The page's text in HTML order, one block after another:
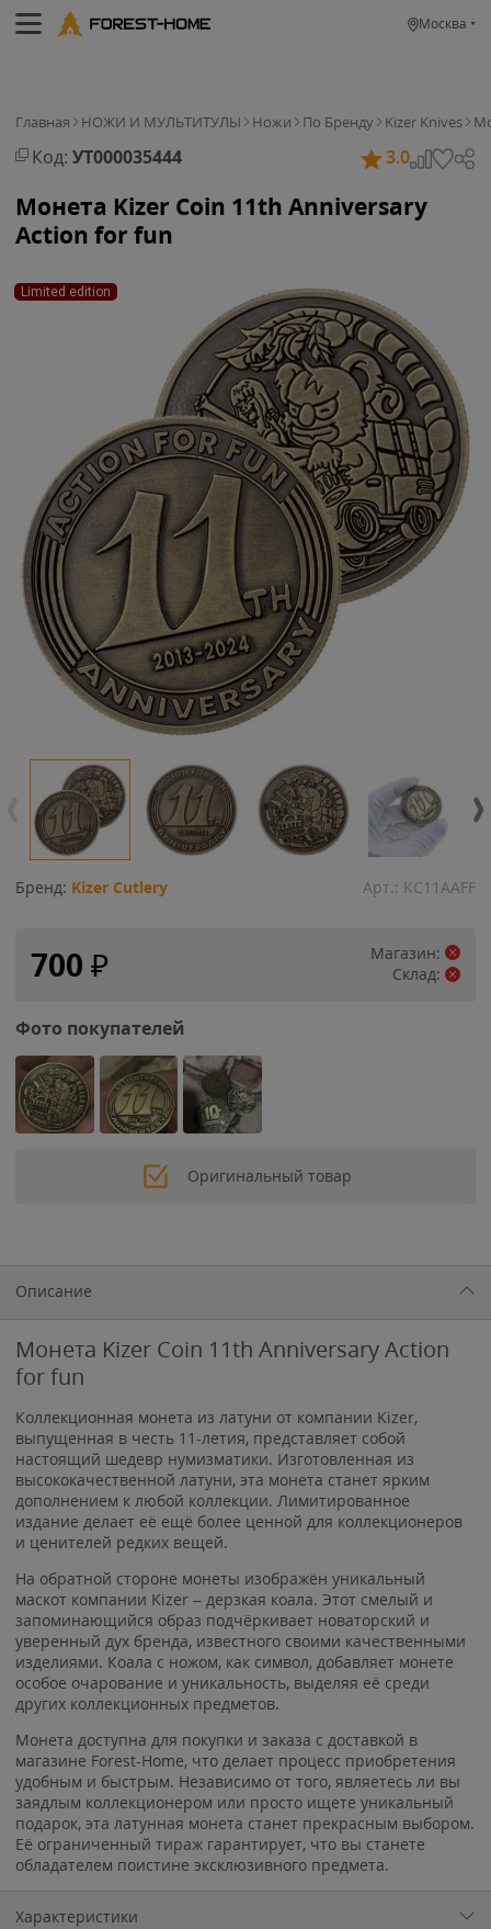
Москва
Главная НОЖИ И МУЛЬТИТУЛЫ Ножи По Бренду Kizer Knives
Код: УТ000035444 3.0
Монета Kizer Coin 11th Anniversary
Action for fun
Limited edition
Бренд: Kizer Cutlery Арт.: KC11AAFF
700 ₽
Магазин:
Склад:
Фото покупателей
Оригинальный товар
Описание
Монета Kizer Coin 11th Anniversary Action
for fun
Коллекционная монета из латуни от компании Kizer,
выпущенная в честь 11-летия, представляет собой
настоящий шедевр нумизматики. Изготовленная из
высококачественной латуни, эта монета станет ярким
дополнением к любой коллекции. Лимитированное
издание делает её ещё более ценной для коллекционеров
и ценителей редких вещей.
На обратной стороне монеты изображён уникальный
маскот компании Kizer – дерзкая коала. Этот смелый и
запоминающийся образ подчёркивает новаторский и
уверенный дух бренда, известного своими качественными
изделиями. Коала с ножом, как символ, добавляет монете
особое очарование и уникальность, выделяя её среди
других коллекционных предметов.
Монета доступна для покупки и заказа с доставкой в
магазине Forest-Home, что делает процесс приобретения
удобным и быстрым. Независимо от того, являетесь ли вы
заядлым коллекционером или просто ищете уникальный
подарок, эта латунная монета станет прекрасным выбором.
Её ограниченный тираж гарантирует, что вы станете
обладателем поистине эксклюзивного предмета.
Характеристики